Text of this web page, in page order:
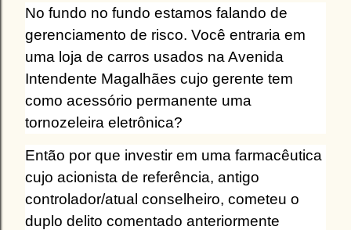
No fundo no fundo estamos falando de
gerenciamento de risco. Você entraria em
uma loja de carros usados na Avenida
Intendente Magalhães cujo gerente tem
como acessório permanente uma
tornozeleira eletrônica?
Então por que investir em uma farmacêutica
cujo acionista de referência, antigo
controlador/atual conselheiro, cometeu o
duplo delito comentado anteriormente